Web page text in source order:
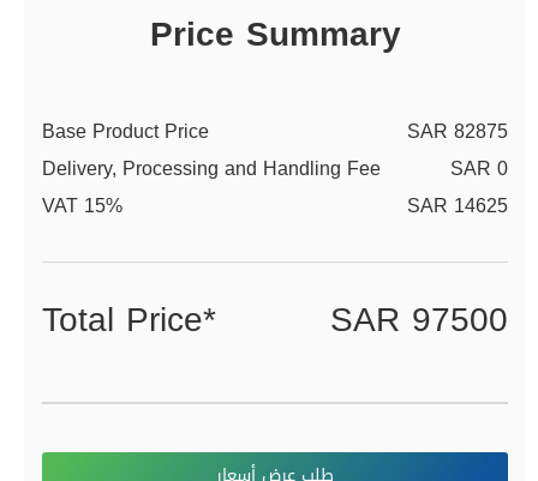
Price Summary
Base Product Price
SAR 82875
Delivery, Processing and Handling Fee
SAR 0
VAT 15%
SAR 14625
Total Price* SAR 97500